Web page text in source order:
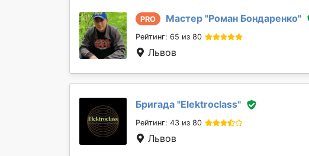
PRO Мастер "Роман Бондаренко"
Рейтинг: 65 из 80
Львов
Бригада "Elektroclass"
Рейтинг: 43 из 80
Львов